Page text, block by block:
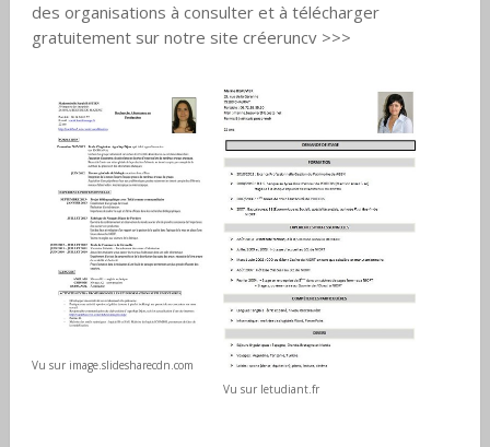
des organisations à consulter et à télécharger
gratuitement sur notre site créeruncv >>>
Vu sur image.slidesharecdn.com
Vu sur letudiant.fr